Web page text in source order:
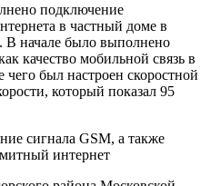
подключение
в частный доме в
В начале было выполнено
качество мобильной связь в
был настроен скоростной
который показал 95
сигнала GSM, а также
интернет